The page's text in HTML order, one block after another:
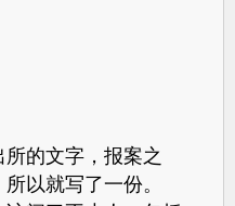
的文字，报案之
以就写了一份。